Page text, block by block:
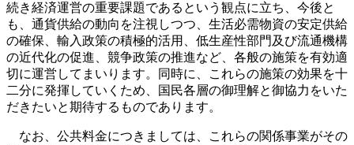
続き経済運営の重要課題であるという観点に立ち、今後と
も、通貨供給の動向を注視しつつ、生活必需物資の安定供給
の確保、輸入政策の積極的活用、低生産性部門及び流通機構
の近代化の促進、競争政策の推進など、各般の施策を有効適
切に運営してまいります。同時に、これらの施策の効果を十
二分に発揮していくため、国民各層の御理解と御協力をいた
だきたいと期待するものであります。
なお、公共料金につきましては、これらの関係事業がその